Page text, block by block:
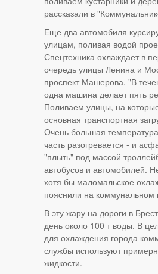
рассказали в
Еще два автомобиля
улицам, поливая водой
Спецтехника охлаждает в
очередь улицы Ленина и
проспект Машерова. "В
одна машина делает пять
Поливаем улицы, на
основная транспортная
Очень большая
часть разогревается - и
"плыть" под массой
автобусов и автомобилей.
хотя бы маломальское
пояснили на коммунальном
В эту жару на дороги в
день около 100 т воды. В
для охлаждения города
службы используют
жидкости.